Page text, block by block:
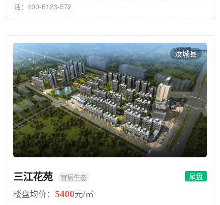
话：400-6123-572
汝城县
三江花苑 宜居生态 尾盘
楼盘均价：5400元/㎡